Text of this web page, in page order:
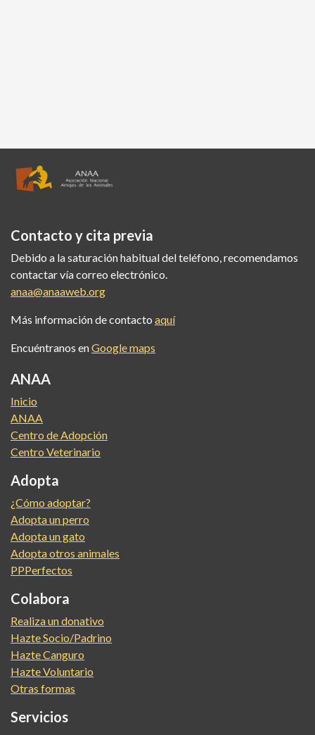
Contacto y cita previa
Debido a la saturación habitual del teléfono, recomendamos
contactar vía correo electrónico.
anaa@anaaweb.org
Más información de contacto aquí
Encuéntranos enGoogle maps
ANAA
Inicio
ANAA
Centro de Adopción
Centro Veterinario
Adopta
¿Cómo adoptar?
Adopta un perro
Adopta un gato
Adopta otros animales
PPPerfectos
Colabora
Realiza un donativo
Hazte Socio/Padrino
Hazte Canguro
Hazte Voluntario
Otras formas
Servicios